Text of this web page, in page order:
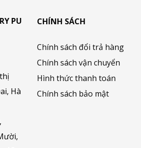
PU
Hà
CHÍNH SÁCH
Chính sách đổi trả hàng
Chính sách vận chuyển
Hình thức thanh toán
Chính sách bảo mật